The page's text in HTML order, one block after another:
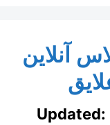
آنلاین
Updated: